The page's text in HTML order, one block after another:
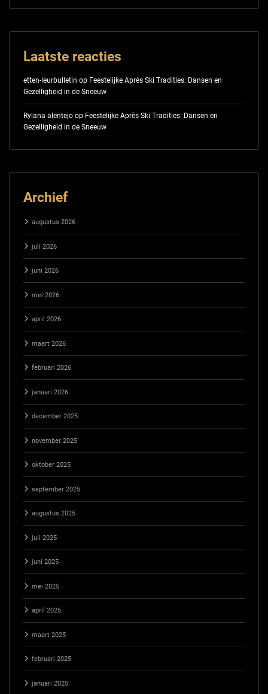
Laatste reacties
etten-leurbulletin op Feestelijke Après Ski Tradities: Dansen en
Gezelligheid in de Sneeuw
Rylana alentejoop Feestelijke Après Ski Tradities: Dansen en
Gezelligheid in de Sneeuw
Archief
augustus 2026
juli 2026
juni 2026
mei 2026
april 2026
maart 2026
februari 2026
januari 2026
december 2025
november 2025
oktober 2025
september 2025
augustus 2025
juli 2025
juni 2025
mei 2025
april 2025
maart 2025
februari 2025
januari 2025